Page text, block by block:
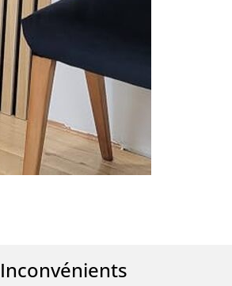
Inconvénients